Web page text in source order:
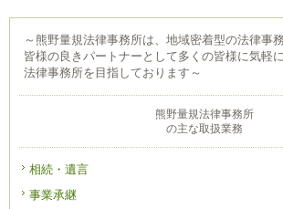
～熊野量規法律事務所は、地域密着型の法律事
皆様の良きパートナーとして多くの皆様に気軽
法律事務所を目指しております～
熊野量規法律事務所
の主な取扱業務
相続・遺言
事業承継